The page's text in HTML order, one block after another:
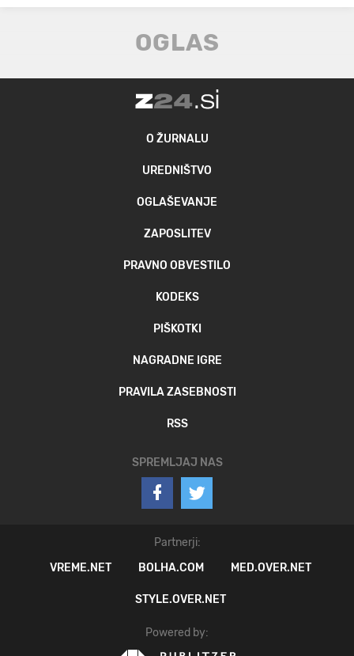
O ŽURNALU
UREDNIŠTVO
OGLAŠEVANJE
ZAPOSLITEV
PRAVNO OBVESTILO
KODEKS
PIŠKOTKI
NAGRADNE IGRE
PRAVILA ZASEBNOSTI
RSS
SPREMLJAJ NAS
Partnerji:
VREME.NET
BOLHA.COM MED.OVER.NET
STYLE.OVER.NET
Powered by: